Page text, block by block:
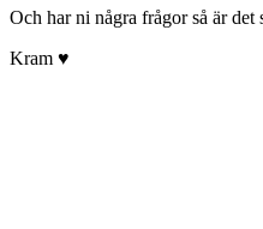
Och har ni några frågor så är
Kram ♥